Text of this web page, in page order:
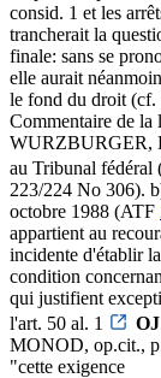
consid. 1 et les
trancherait la
finale: sans se
elle aurait
le fond du droit
Commentaire de
WURZBURGER,
au Tribunal fédéral
223/224 No 306).
octobre 1988 (ATF
appartient au
incidente d'établir
condition
qui justifient
l'art. 50 al. 1
OJ
MONOD, op.cit.,
"cette exigence